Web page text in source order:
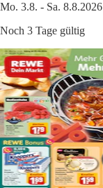
Mo. 3.8. - Sa. 8.8.2026
Noch 3 Tage gültig